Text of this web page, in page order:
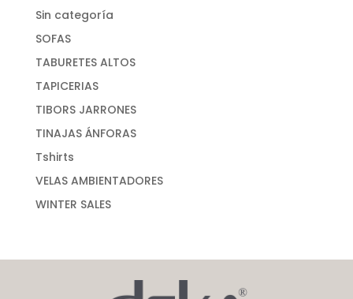
Sin categoría
SOFAS
TABURETES ALTOS
TAPICERIAS
TIBORS JARRONES
TINAJAS ÁNFORAS
Tshirts
VELAS AMBIENTADORES
WINTER SALES